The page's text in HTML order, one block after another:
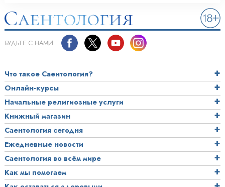
БУДЬТЕ С НАМИ
Что такое Саентология?
Онлайн-курсы
Начальные религиозные услуги
Книжный магазин
Саентология сегодня
Ежедневные новости
Саентология во всём мире
Как мы помогаем